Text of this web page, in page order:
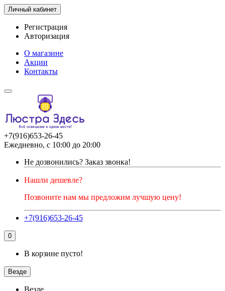
Личный кабинет
Регистрация
Авторизация
О магазине
Акции
Контакты
+7(916)653-26-45
Ежедневно, с 10:00 до 20:00
Не дозвонились? Заказ звонка!
Нашли дешевле?
Позвоните нам мы предложим лучшую цену!
+7(916)653-26-45
0
В корзине пусто!
Везде
Везде